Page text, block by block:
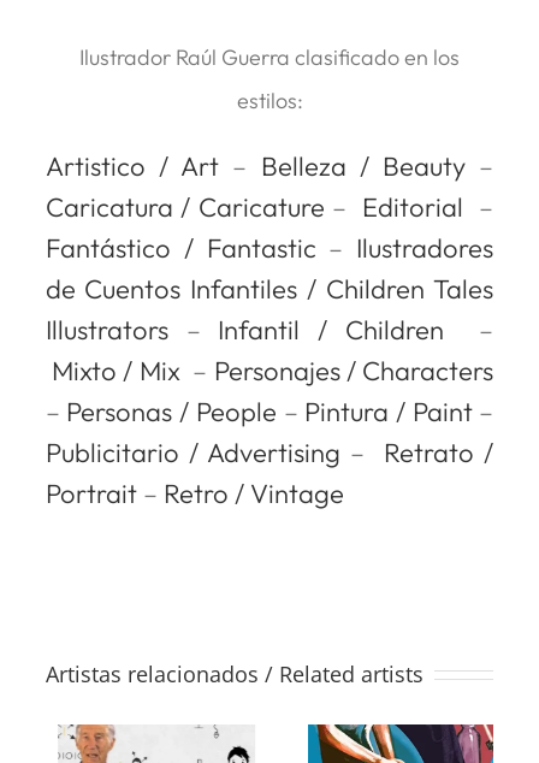
Ilustrador Raúl Guerra clasificado en los
estilos:
Artistico / Art – Belleza / Beauty –
Caricatura / Caricature – Editorial –
Fantástico / Fantastic – Ilustradores
de Cuentos Infantiles / Children Tales
Illustrators– Infantil / Children –
Mixto / Mix – Personajes / Characters
– Personas / People – Pintura / Paint–
Publicitario / Advertising – Retrato /
Portrait– Retro / Vintage
Artistas relacionados / Related artists